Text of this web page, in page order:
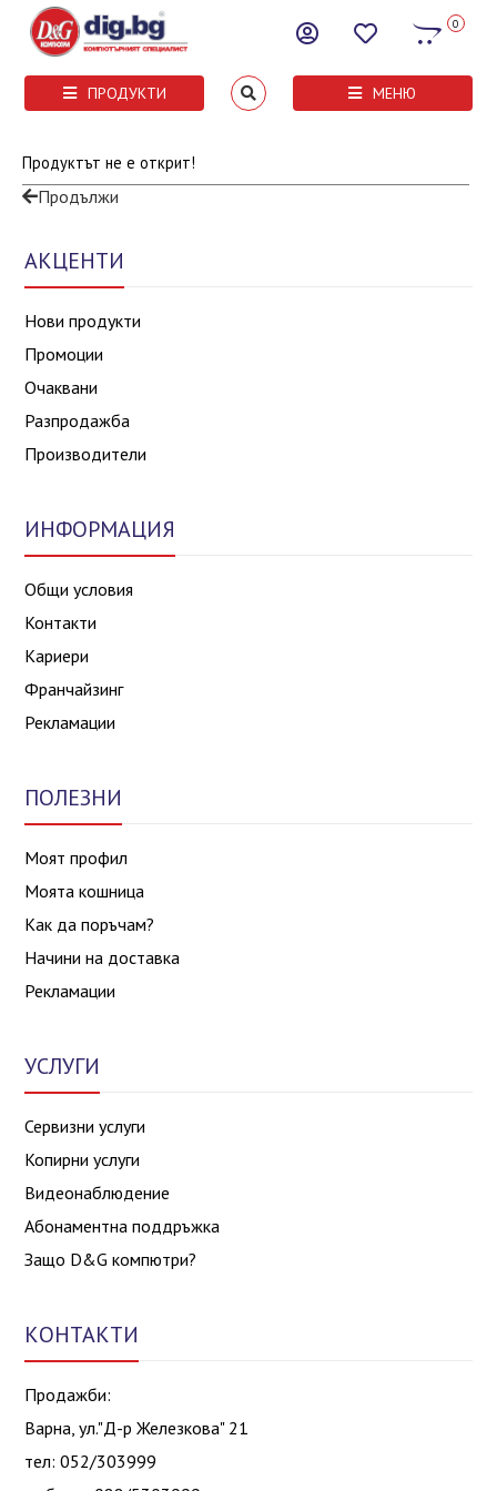
0
ПРОДУКТИ МЕНЮ
Продуктът не е открит!
Продължи
АКЦЕНТИ
Нови продукти
Промоции
Очаквани
Разпродажба
Производители
ИНФОРМАЦИЯ
Общи условия
Контакти
Кариери
Франчайзинг
Рекламации
ПОЛЕЗНИ
Моят профил
Моята кошница
Как да поръчам?
Начини на доставка
Рекламации
УСЛУГИ
Сервизни услуги
Копирни услуги
Видеонаблюдение
Абонаментна поддръжка
Защо D&G компютри?
КОНТАКТИ
Продажби:
Варна, ул."Д-р Железкова" 21
тел: 052/303999